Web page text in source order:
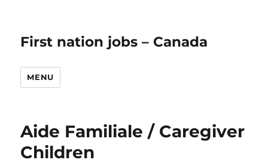
First nation jobs – Canada
MENU
Aide Familiale / Caregiver
Children